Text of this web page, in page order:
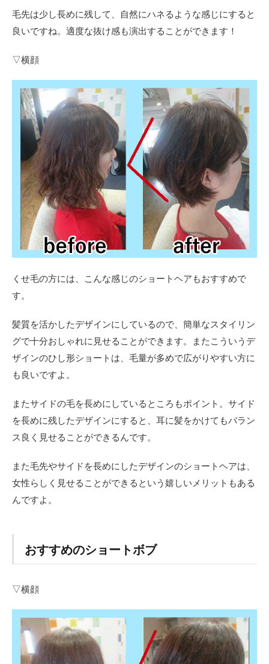
毛先は少し長めに残して、自然にハネるような感じにすると
良いですね。適度な抜け感も演出することができます！
▽横顔
くせ毛の方には、こんな感じのショートヘアもおすすめで
す。
髪質を活かしたデザインにしているので、簡単なスタイリン
グで十分おしゃれに見せることができます。またこういうデ
ザインのひし形ショートは、毛量が多めで広がりやすい方に
も良いですよ。
またサイドの毛を長めにしているところもポイント。サイド
を長めに残したデザインにすると、耳に髪をかけてもバラン
ス良く見せることができるんです。
また毛先やサイドを長めにしたデザインのショートヘアは、
女性らしく見せることができるという嬉しいメリットもある
んですよ。
おすすめのショートボブ
▽横顔